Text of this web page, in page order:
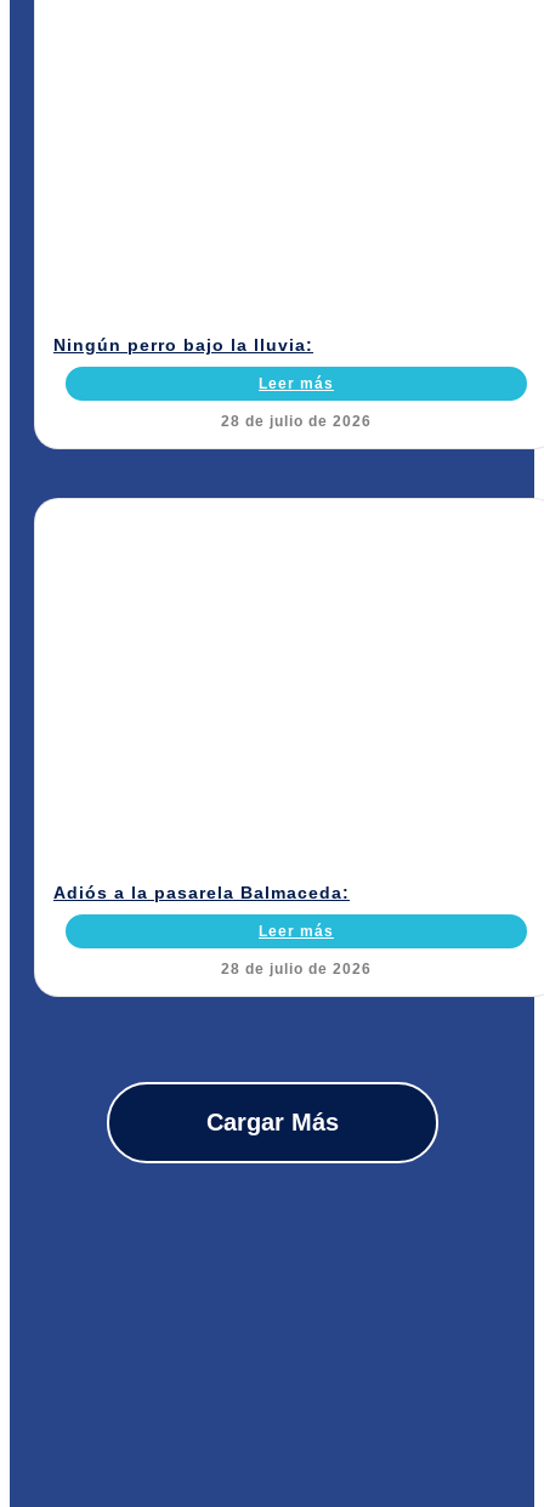
Ningún perro bajo la lluvia:
Leer más
28 de julio de 2026
Adiós a la pasarela Balmaceda:
Leer más
28 de julio de 2026
Cargar Más